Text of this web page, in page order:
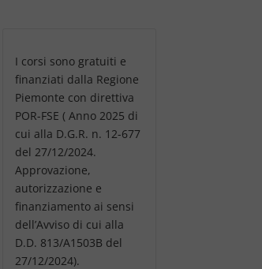
I corsi sono gratuiti e
finanziati dalla Regione
Piemonte con direttiva
POR-FSE ( Anno 2025 di
cui alla D.G.R. n. 12-677
del 27/12/2024.
Approvazione,
autorizzazione e
finanziamento ai sensi
dell’Avviso di cui alla
D.D. 813/A1503B del
27/12/2024).